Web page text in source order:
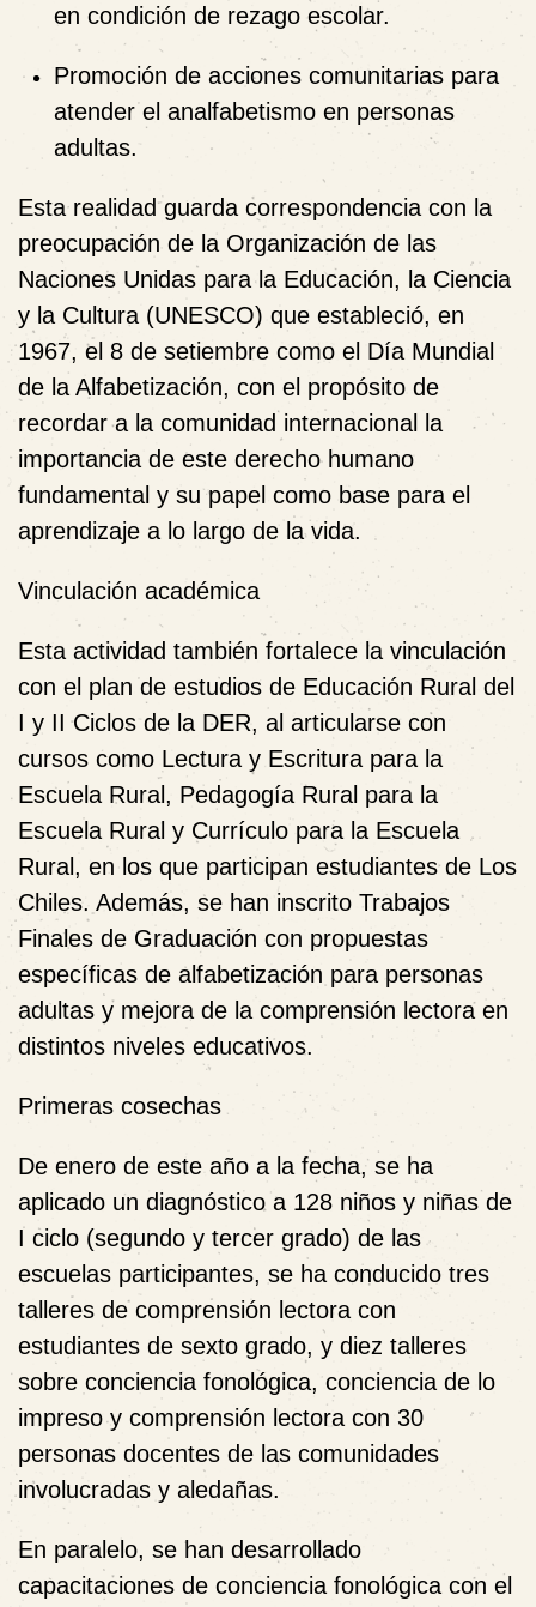
en condición de rezago escolar.
Promoción de acciones comunitarias para
atender el analfabetismo en personas
adultas.
Esta realidad guarda correspondencia con la
preocupación de la Organización de las
Naciones Unidas para la Educación, la Ciencia
y la Cultura (UNESCO) que estableció, en
1967, el 8 de setiembre como el Día Mundial
de la Alfabetización, con el propósito de
recordar a la comunidad internacional la
importancia de este derecho humano
fundamental y su papel como base para el
aprendizaje a lo largo de la vida.
Vinculación académica
Esta actividad también fortalece la vinculación
con el plan de estudios de Educación Rural del
I y II Ciclos de la DER, al articularse con
cursos como Lectura y Escritura para la
Escuela Rural, Pedagogía Rural para la
Escuela Rural y Currículo para la Escuela
Rural, en los que participan estudiantes de Los
Chiles. Además, se han inscrito Trabajos
Finales de Graduación con propuestas
específicas de alfabetización para personas
adultas y mejora de la comprensión lectora en
distintos niveles educativos.
Primeras cosechas
De enero de este año a la fecha, se ha
aplicado un diagnóstico a 128 niños y niñas de
I ciclo (segundo y tercer grado) de las
escuelas participantes, se ha conducido tres
talleres de comprensión lectora con
estudiantes de sexto grado, y diez talleres
sobre conciencia fonológica, conciencia de lo
impreso y comprensión lectora con 30
personas docentes de las comunidades
involucradas y aledañas.
En paralelo, se han desarrollado
capacitaciones de conciencia fonológica con el